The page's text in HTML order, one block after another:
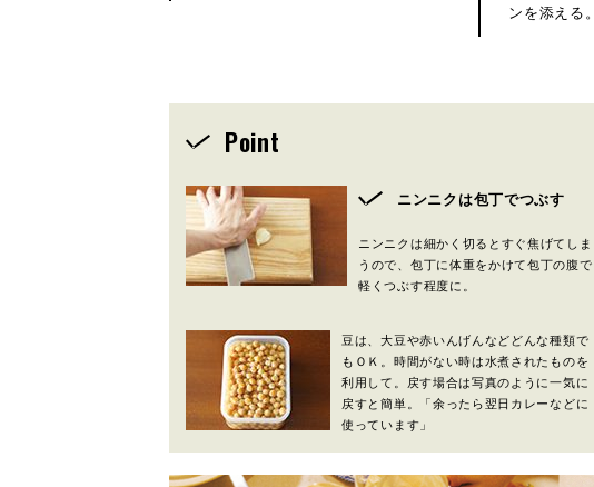
ンを添える。
Point
ニンニクは包丁でつぶす
ニンニクは細かく切るとすぐ焦げてしま
うので、包丁に体重をかけて包丁の腹で
軽くつぶす程度に。
豆は、大豆や赤いんげんなどどんな種類で
もＯＫ。時間がない時は水煮されたものを
利用して。戻す場合は写真のように一気に
戻すと簡単。「余ったら翌日カレーなどに
使っています」